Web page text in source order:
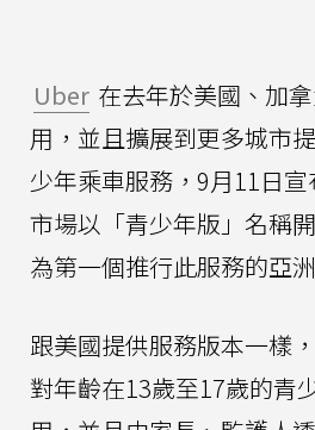
Uber 在去年於美國、加
用，並且擴展到更多城市
少年乘車服務，9月11日
市場以「青少年版」名稱
為第一個推行此服務的亞
跟美國提供服務版本一樣
對年齡在13歲至17歲的青